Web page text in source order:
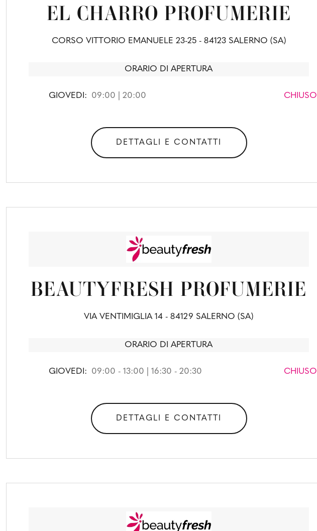
EL CHARRO PROFUMERIE
CORSO VITTORIO EMANUELE 23-25 - 84123 SALERNO (SA)
ORARIO DI APERTURA
GIOVEDI: 09:00 | 20:00 CHIUSO
DETTAGLI E CONTATTI
BEAUTYFRESH PROFUMERIE
VIA VENTIMIGLIA 14 - 84129 SALERNO (SA)
ORARIO DI APERTURA
GIOVEDI: 09:00 - 13:00 | 16:30 - 20:30 CHIUSO
DETTAGLI E CONTATTI